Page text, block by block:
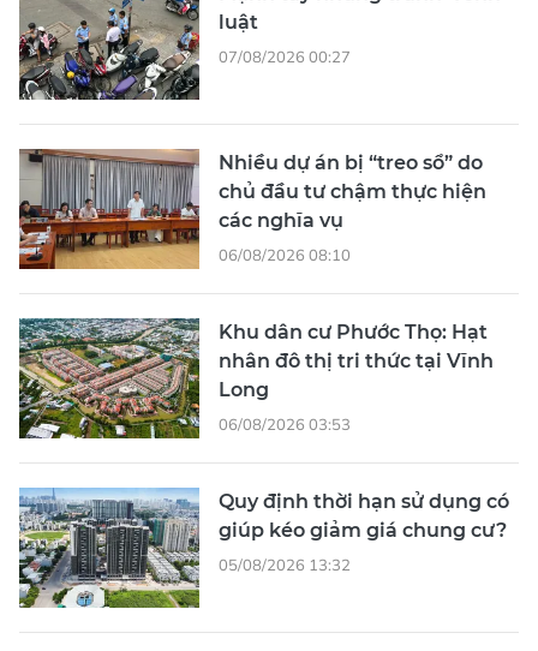
luật
07/08/2026 00:27
Nhiều dự án bị “treo sổ” do
chủ đầu tư chậm thực hiện
các nghĩa vụ
06/08/2026 08:10
Khu dân cư Phước Thọ: Hạt
nhân đô thị tri thức tại Vĩnh
Long
06/08/2026 03:53
Quy định thời hạn sử dụng có
giúp kéo giảm giá chung cư?
05/08/2026 13:32